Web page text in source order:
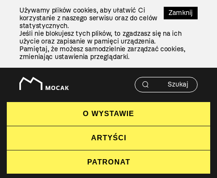
Zamknij
Używamy plików cookies, aby ułatwić Ci
korzystanie z naszego serwisu oraz do celów
statystycznych.
Jeśli nie blokujesz tych plików, to zgadzasz się na ich
użycie oraz zapisanie w pamięci urządzenia.
Pamiętaj, że możesz samodzielnie zarządzać cookies,
zmieniając ustawienia przeglądarki.
O WYSTAWIE
ARTYŚCI
PATRONAT